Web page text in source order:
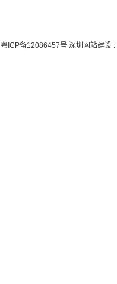
粤ICP备12086457号 深圳网站建设 :